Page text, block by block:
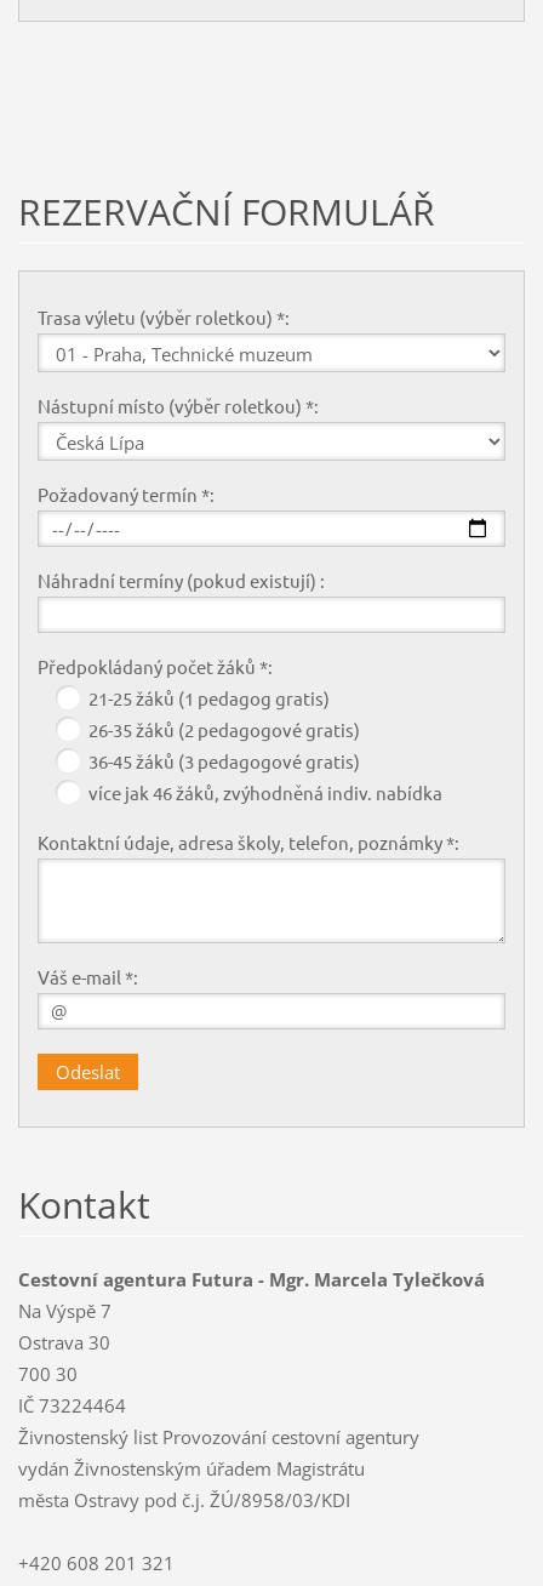
REZERVAČNÍ FORMULÁŘ
Trasa výletu (výběr roletkou) *:
Nástupní místo (výběr roletkou) *:
Požadovaný termín *:
Náhradní termíny (pokud existují) :
Předpokládaný počet žáků *:
21-25 žáků (1 pedagog gratis)
26-35 žáků (2 pedagogové gratis)
36-45 žáků (3 pedagogové gratis)
více jak 46 žáků, zvýhodněná indiv. nabídka
Kontaktní údaje, adresa školy, telefon, poznámky *:
Váš e-mail *:
Kontakt
Cestovní agentura Futura - Mgr. Marcela Tylečková
Na Výspě 7
Ostrava 30
700 30
IČ 73224464
Živnostenský list Provozování cestovní agentury
vydán Živnostenským úřadem Magistrátu
města Ostravy pod č.j. ŽÚ/8958/03/KDI
+420 608 201 321